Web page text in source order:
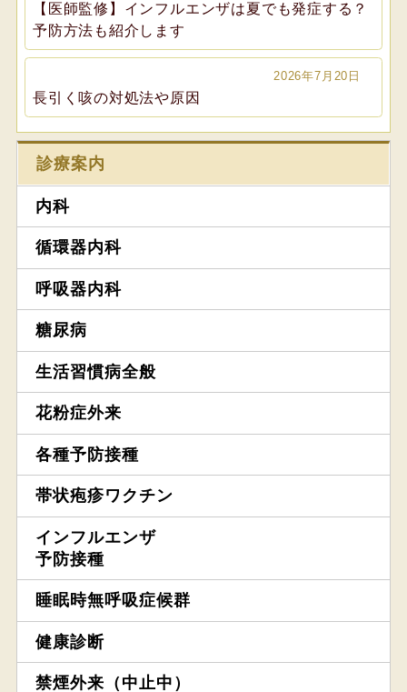
【医師監修】インフルエンザは夏でも発症する？
予防方法も紹介します
2026年7月20日
長引く咳の対処法や原因
診療案内
内科
循環器内科
呼吸器内科
糖尿病
生活習慣病全般
花粉症外来
各種予防接種
帯状疱疹ワクチン
インフルエンザ
予防接種
睡眠時無呼吸症候群
健康診断
禁煙外来（中止中）